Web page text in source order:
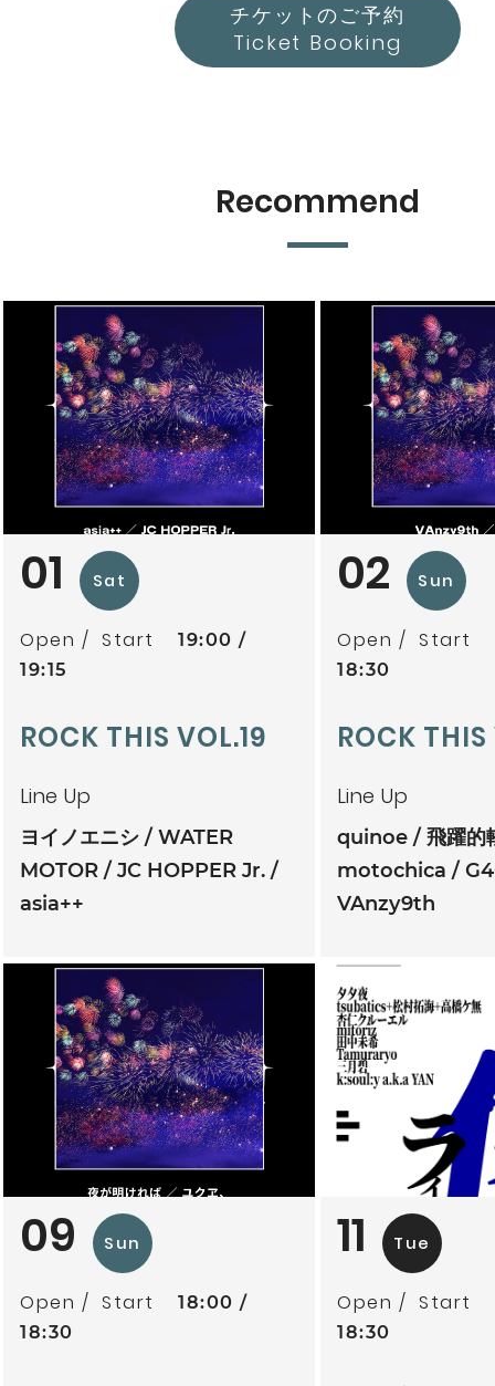
チケットのご予約
Ticket Booking
Recommend
01 Sat
Open Start
19:00
19:15
ROCK THIS VOL.19
Line Up
ヨイノエニシ
WATER
MOTOR
JC HOPPER Jr.
asia++
02 Sun
Open Start
18:30
ROCK
Line Up
quinoe
飛躍的
motochica
VAnzy9th
09 Sun
Open Start
18:00
18:30
11 Tue
Open Start
18:30